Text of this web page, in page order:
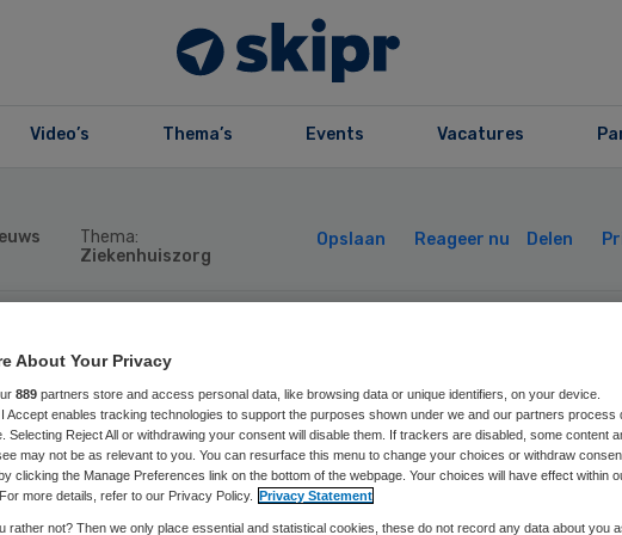
Video’s Thema’s Events Vacatures
Thema:
Ziekenhuiszorg
Opslaan Reageer nu Delen
van Rijn wordt
in
apotheek-cao
About Your Privacy
889 partners store and access personal data, like browsing data or unique identifiers, on your device.
Accept enables tracking technologies to support the purposes shown under we and our partners process
Selecting Reject All or withdrawing your consent will disable them. If trackers are disabled, some content
may not be as relevant to you. You can resurface this menu to change your choices or withdraw
clicking the Manage Preferences link on the bottom of the webpage. Your choices will have effect within
more details, refer to our Privacy Policy. Privacy Statement
rather not? Then we only place essential and statistical cookies, these do not record any data about you